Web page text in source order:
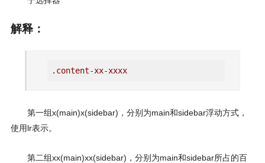
解释：
.content-xx-xxxx
第一组x(main)x(sidebar)，分别为main和sidebar浮动方式，
使用lr表示。
第二组xx(main)xx(sidebar)，分别为main和sidebar所占的百